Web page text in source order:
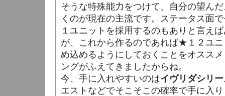
そうな特殊能力をつけて、自分の望ん
くのが現在の主流です。ステータス面
１ユニットを採用するのもありと言え
が、これから作るのであれば★１２ユ
め込めるようにしておくことをオスス
ングがふえてきましたからね。
今、手に入れやすいのはイヴリダシリ
エストなどでそこそこの確率で手に入